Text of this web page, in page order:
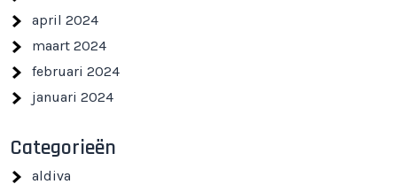
april 2024
maart 2024
februari 2024
januari 2024
Categorieën
aldiva